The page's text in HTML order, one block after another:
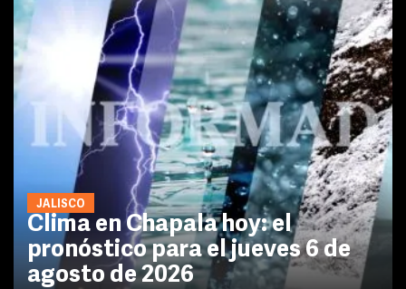
JALISCO
Clima en Chapala hoy: el
pronóstico para el jueves 6 de
agosto de 2026